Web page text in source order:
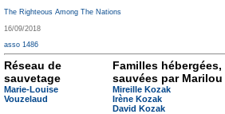
The Righteous Among The Nations
16/09/2018
asso 1486
Réseau de
sauvetage
Marie-Louise
Vouzelaud
Familles
sauvées par
Mireille Kozak
Irène Kozak
David Kozak